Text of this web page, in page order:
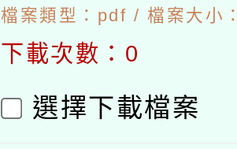
檔案類型：pdf / 檔案大小
下載次數：0
選擇下載檔案